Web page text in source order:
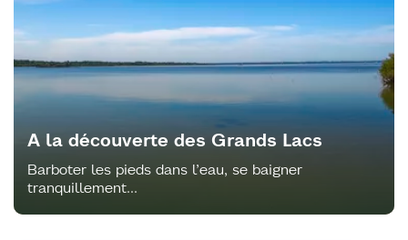
A la découverte des Grands Lacs
Barboter les pieds dans l’eau, se baigner
tranquillement...